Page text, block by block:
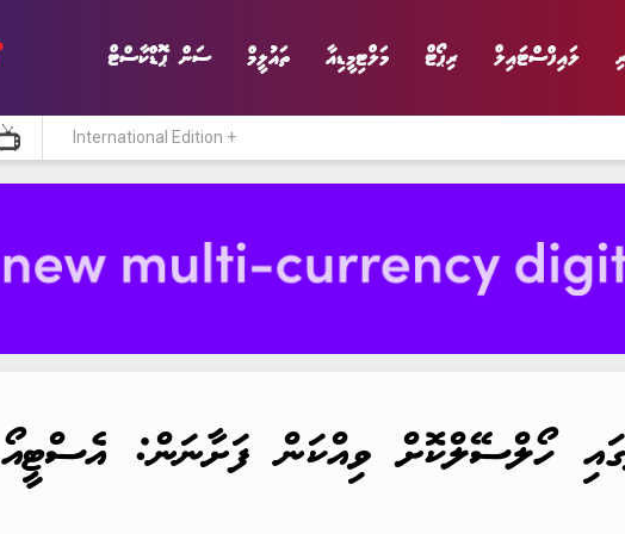
ލައިފްސްޓައިލް ރިޕޯޓް މަލްޓިމީޑިއާ ތައުލީމް ސަން ޕޮޑްކާސްޓް
ލައިފްސްޓައިލް ދީން
International Edition +
ހޯލްސޭލްކޮށް ވިއްކަން ފަށާނަން: އެސްޓީއޯ